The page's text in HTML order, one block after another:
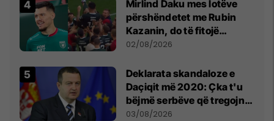
Mirlind Daku mes lotëve
përshëndetet me Rubin
Kazanin, do të fitojë
miliona te Spartak Moska
02/08/2026
​Deklarata skandaloze e
Daçiqit më 2020: Çka t'u
bëjmë serbëve që tregojnë
ku janë varrosur shqiptarët
03/08/2026